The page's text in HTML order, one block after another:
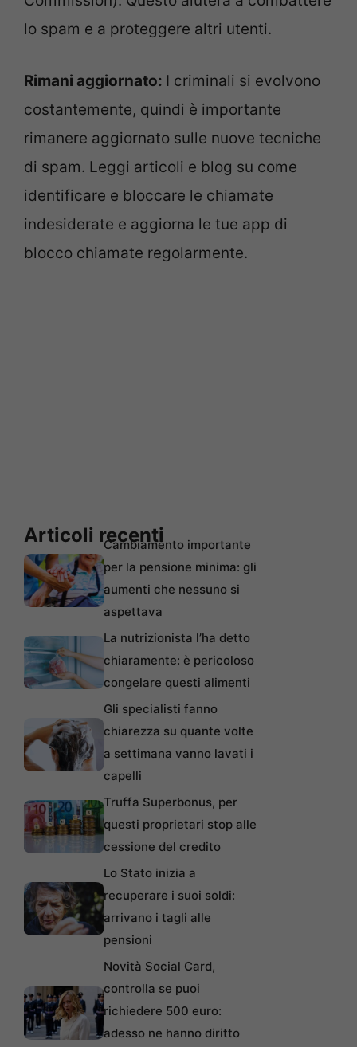
lo spam e a proteggere altri utenti.
Rimani aggiornato: I criminali si evolvono
costantemente, quindi è importante
rimanere aggiornato sulle nuove tecniche
di spam. Leggi articoli e blog su come
identificare e bloccare le chiamate
indesiderate e aggiorna le tue app di
blocco chiamate regolarmente.
Articoli recentiCambiamento importante
per la pensione minima: gli
aumenti che nessuno si
aspettava
La nutrizionista l’ha detto
chiaramente: è pericoloso
congelare questi alimenti
Gli specialisti fanno
chiarezza su quante volte
a settimana vanno lavati i
capelli
Truffa Superbonus, per
questi proprietari stop alle
cessione del credito
Lo Stato inizia a
recuperare i suoi soldi:
arrivano i tagli alle
pensioni
Novità Social Card,
controlla se puoi
richiedere 500 euro:
adesso ne hanno diritto